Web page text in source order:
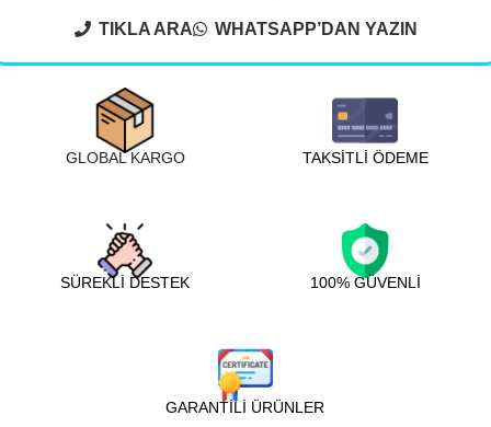
TIKLA ARA WHATSAPP’DAN YAZIN
GLOBAL KARGO TAKSİTLİ ÖDEME
SÜREKLİ DESTEK 100% GÜVENLİ
GARANTİLİ ÜRÜNLER